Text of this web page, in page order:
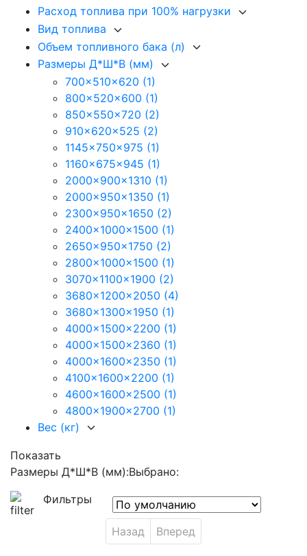
Расход топлива при 100% нагрузки
Вид топлива
Объем топливного бака (л)
Размеры Д*Ш*В (мм)
700x510x620 (1)
800x520x600 (1)
850x550x720 (2)
910x620x525 (2)
1145x750x975 (1)
1160x675x945 (1)
2000x900x1310 (1)
2000x950x1350 (1)
2300x950x1650 (2)
2400x1000x1500 (1)
2650x950x1750 (2)
2800x1000x1500 (1)
3070x1100x1900 (2)
3680x1200x2050 (4)
3680x1300x1950 (1)
4000x1500x2200 (1)
4000x1500x2360 (1)
4000x1600x2350 (1)
4100x1600x2200 (1)
4600x1600x2500 (1)
4800x1900x2700 (1)
Вес (кг)
Показать
Размеры Д*Ш*В (мм):Выбрано:
Фильтры
Назад Вперед